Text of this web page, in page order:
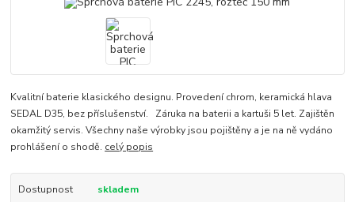
Kvalitní baterie klasického designu. Provedení chrom, keramická hlava
SEDAL D35, bez příslušenství. Záruka na baterii a kartuši 5 let. Zajištěn
okamžitý servis. Všechny naše výrobky jsou pojištěny a je na ně vydáno
prohlášení o shodě. celý popis
Dostupnost
skladem